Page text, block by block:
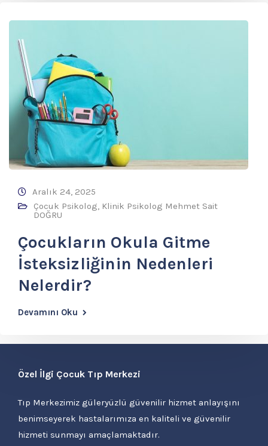
Aralık 24, 2025
Çocuk Psikolog, Klinik Psikolog Mehmet Sait
DOĞRU
Çocukların Okula Gitme
İsteksizliğinin Nedenleri
Nelerdir?
Devamını Oku
Özel İlgi Çocuk Tıp Merkezi
Tıp Merkezimiz güleryüzlü güvenilir hizmet anlayışını
benimseyerek hastalarımıza en kaliteli ve güvenilir
hizmeti sunmayı amaçlamaktadır.